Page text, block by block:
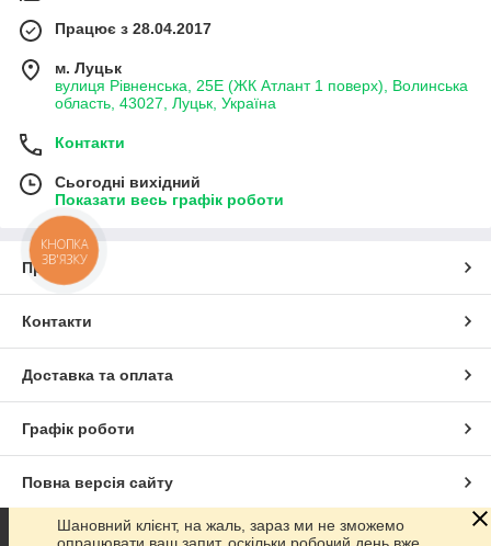
Працює з 28.04.2017
м. Луцьк
вулиця Рівненська, 25Е (ЖК Атлант 1 поверх), Волинська
область, 43027, Луцьк, Україна
Контакти
Сьогодні вихідний
Показати весь графік роботи
Про нас
Контакти
Доставка та оплата
Графік роботи
Повна версія сайту
Сайт створено на маркетплейсіProm.ua
Шановний клієнт, на жаль, зараз ми не зможемо
КНОПКА
ЗВ'ЯЗКУ